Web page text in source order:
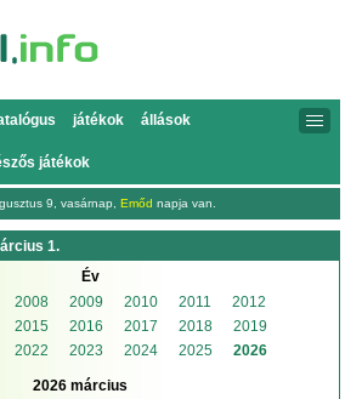
játékok állások
játékok
9, vasárnap, Emőd napja van.
1.
Év
2008 2009 2010 2011
2012
2015 2016 2017 2018
2019
2022 2023 2024 2025 2026
2026 március